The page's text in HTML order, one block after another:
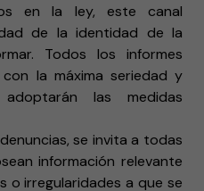
en la ley, este canal
de la identidad de la
Todos los informes
la máxima seriedad y
las medidas
se invita a todas
información relevante
o irregularidades a que se